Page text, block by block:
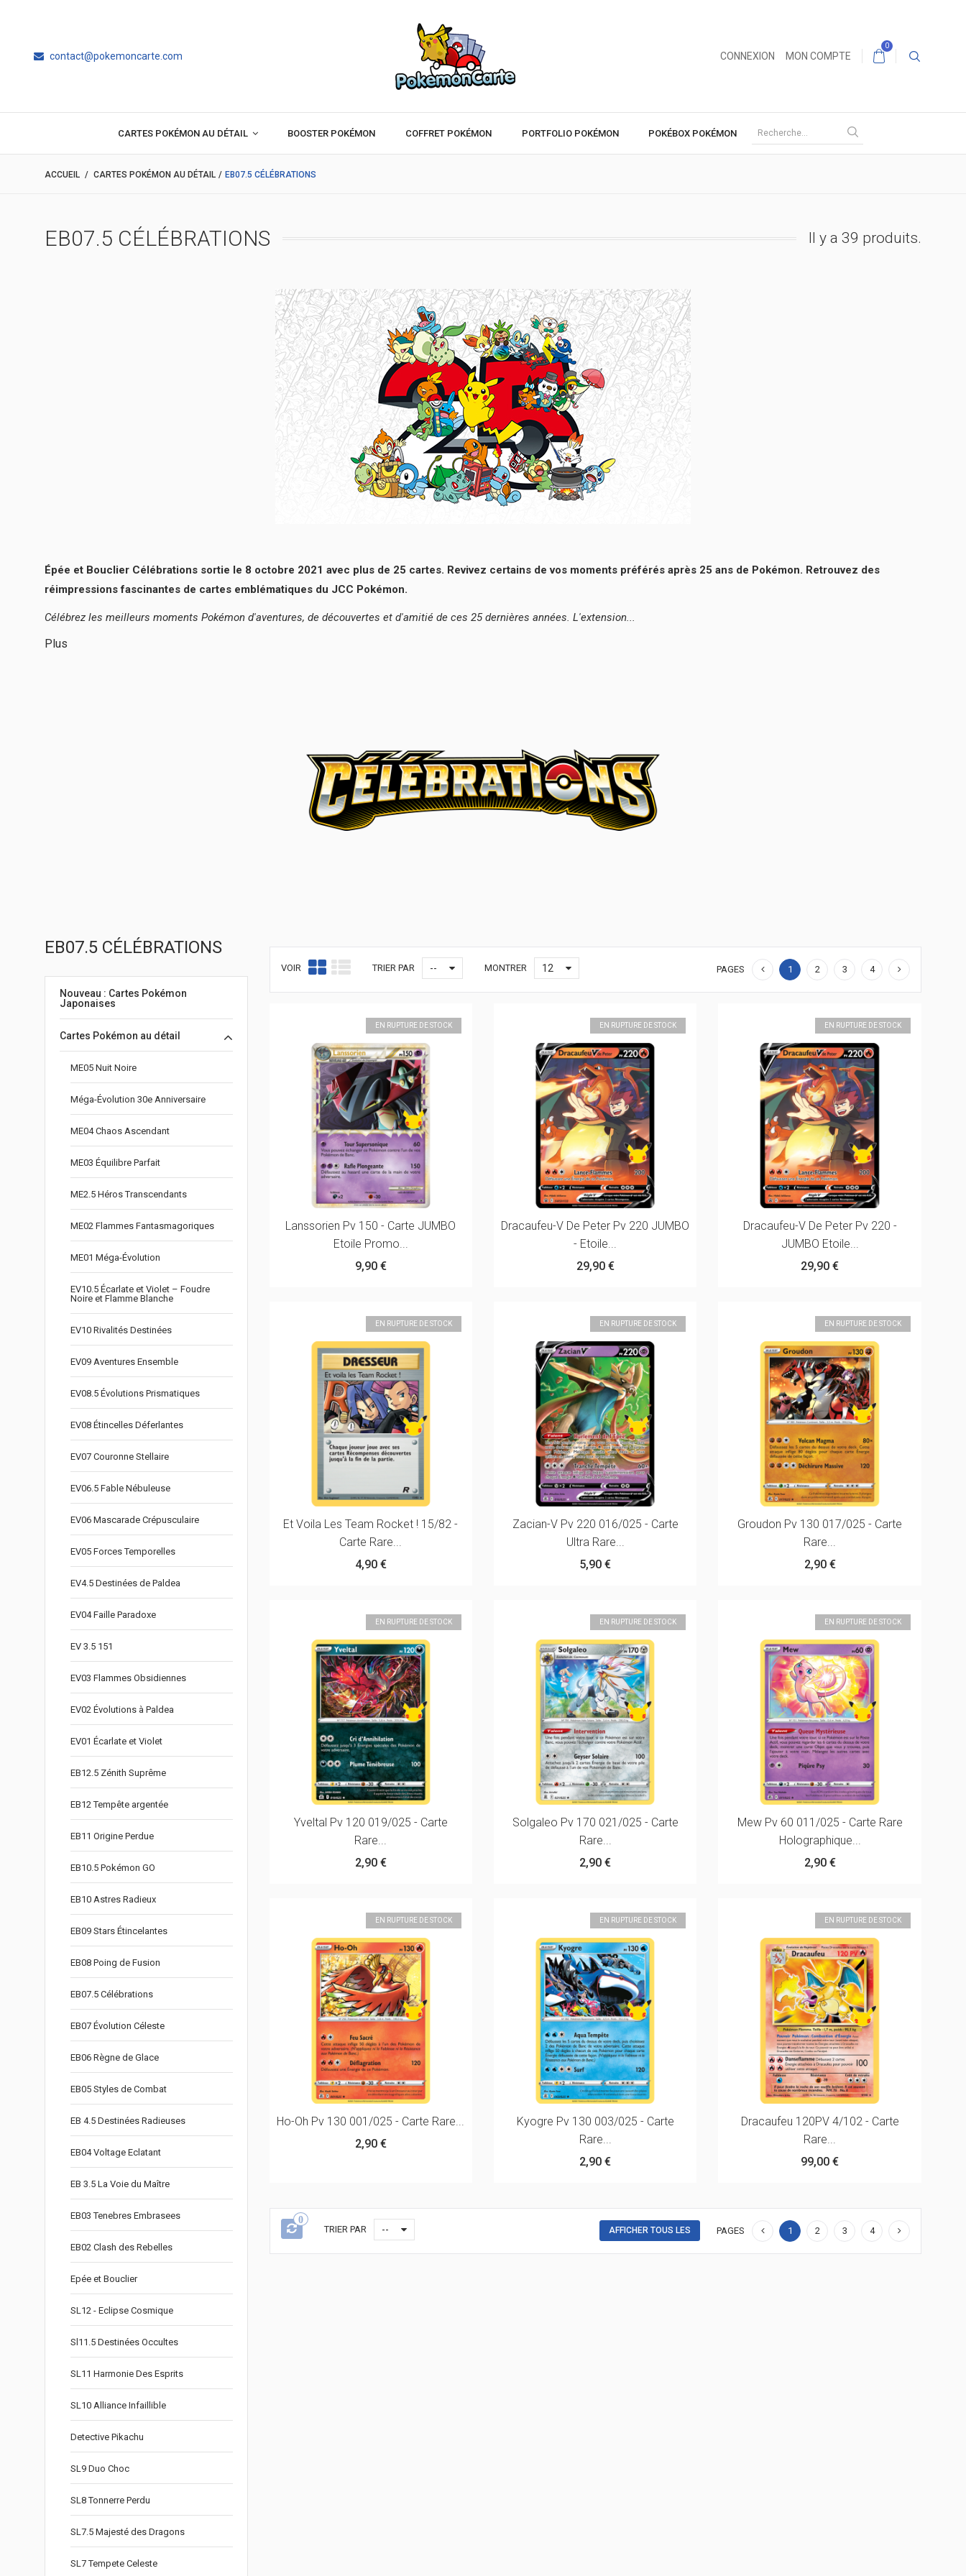
contact@pokemoncarte.com CONNEXION MON COMPTE
0
CARTES POKÉMON AU DÉTAIL BOOSTER POKÉMON COFFRET POKÉMON PORTFOLIO POKÉMON POKÉBOX POKÉMON
ACCUEIL / CARTES POKÉMON AU DÉTAIL / EB07.5 CÉLÉBRATIONS
EB07.5 CÉLÉBRATIONS Il y a 39 produits.
Épée et Bouclier Célébrations sortie le 8 octobre 2021 avec plus de 25 cartes. Revivez certains de vos moments préférés après 25 ans de Pokémon. Retrouvez des
réimpressions fascinantes de cartes emblématiques du JCC Pokémon.
Célébrez les meilleurs moments Pokémon d'aventures, de découvertes et d'amitié de ces 25 dernières années. L'extension...
Plus
EB07.5 CÉLÉBRATIONS
Nouveau : Cartes Pokémon
Japonaises
Cartes Pokémon au détail
ME05 Nuit Noire
Méga-Évolution 30e Anniversaire
ME04 Chaos Ascendant
ME03 Équilibre Parfait
ME2.5 Héros Transcendants
ME02 Flammes Fantasmagoriques
ME01 Méga-Évolution
EV10.5 Écarlate et Violet – Foudre
Noire et Flamme Blanche
EV10 Rivalités Destinées
EV09 Aventures Ensemble
EV08.5 Évolutions Prismatiques
EV08 Étincelles Déferlantes
EV07 Couronne Stellaire
EV06.5 Fable Nébuleuse
EV06 Mascarade Crépusculaire
EV05 Forces Temporelles
EV4.5 Destinées de Paldea
EV04 Faille Paradoxe
EV 3.5 151
EV03 Flammes Obsidiennes
EV02 Évolutions à Paldea
EV01 Écarlate et Violet
EB12.5 Zénith Suprême
EB12 Tempête argentée
EB11 Origine Perdue
EB10.5 Pokémon GO
EB10 Astres Radieux
EB09 Stars Étincelantes
EB08 Poing de Fusion
EB07.5 Célébrations
EB07 Évolution Céleste
EB06 Règne de Glace
EB05 Styles de Combat
EB 4.5 Destinées Radieuses
EB04 Voltage Eclatant
EB 3.5 La Voie du Maître
EB03 Tenebres Embrasees
EB02 Clash des Rebelles
Epée et Bouclier
SL12 - Eclipse Cosmique
Sl11.5 Destinées Occultes
SL11 Harmonie Des Esprits
SL10 Alliance Infaillible
Detective Pikachu
SL9 Duo Choc
SL8 Tonnerre Perdu
SL7.5 Majesté des Dragons
SL7 Tempete Celeste
VOIR TRIER PAR -- MONTRER 12 PAGES 1 2 3 4
EN RUPTURE DE STOCK
Lanssorien Pv 150 - Carte JUMBO
Etoile Promo...
9,90 €
EN RUPTURE DE STOCK
Dracaufeu-V De Peter Pv 220 JUMBO
- Etoile...
29,90 €
EN RUPTURE DE STOCK
Dracaufeu-V De Peter Pv 220 -
JUMBO Etoile...
29,90 €
EN RUPTURE DE STOCK
Et Voila Les Team Rocket ! 15/82 -
Carte Rare...
4,90 €
EN RUPTURE DE STOCK
Zacian-V Pv 220 016/025 - Carte
Ultra Rare...
5,90 €
EN RUPTURE DE STOCK
Groudon Pv 130 017/025 - Carte
Rare...
2,90 €
EN RUPTURE DE STOCK
Yveltal Pv 120 019/025 - Carte
Rare...
2,90 €
EN RUPTURE DE STOCK
Solgaleo Pv 170 021/025 - Carte
Rare...
2,90 €
EN RUPTURE DE STOCK
Mew Pv 60 011/025 - Carte Rare
Holographique...
2,90 €
EN RUPTURE DE STOCK
Ho-Oh Pv 130 001/025 - Carte Rare...
2,90 €
EN RUPTURE DE STOCK
Kyogre Pv 130 003/025 - Carte
Rare...
2,90 €
EN RUPTURE DE STOCK
Dracaufeu 120PV 4/102 - Carte
Rare...
99,00 €
0
TRIER PAR -- AFFICHER TOUS LES PAGES 1 2 3 4